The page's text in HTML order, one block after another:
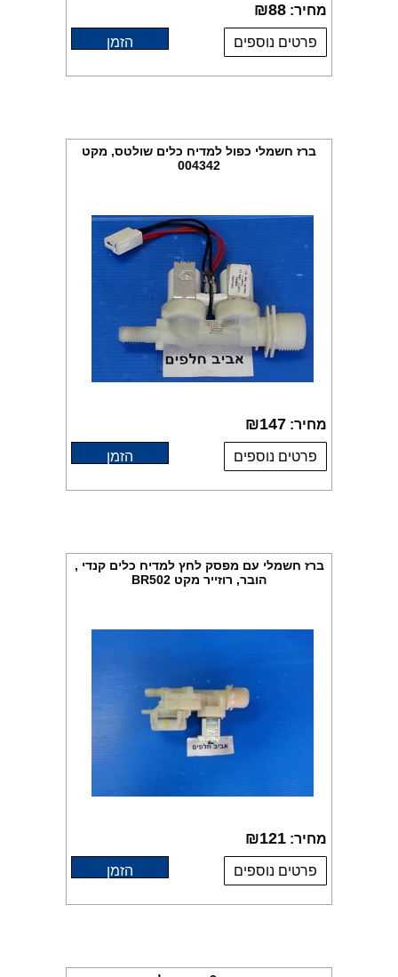
מחיר: ₪88
פרטים נוספים הזמן
ברז חשמלי כפול למדיח כלים שולטס, מקט
004342
מחיר: ₪147
פרטים נוספים הזמן
ברז חשמלי עם מפסק לחץ למדיח כלים קנדי ,
הובר, רוזייר מקט BR502
מחיר: ₪121
פרטים נוספים הזמן